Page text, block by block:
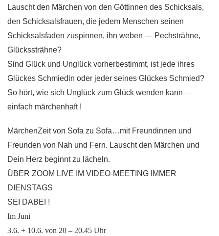
Lauscht den Märchen von den Göttinnen des Schicksals,
den Schicksalsfrauen, die jedem Menschen seinen
Schicksalsfaden zuspinnen, ihn weben — Pechsträhne,
Glückssträhne?
Sind Glück und Unglück vorherbestimmt, ist jede ihres
Glückes Schmiedin oder jeder seines Glückes Schmied?
So hört, wie sich Unglück zum Glück wenden kann—
einfach märchenhaft !
MärchenZeit von Sofa zu Sofa…mit Freundinnen und
Freunden von Nah und Fern. Lauscht den Märchen und
Dein Herz beginnt zu lächeln.
ÜBER ZOOM LIVE IM VIDEO-MEETING IMMER
DIENSTAGS
SEI DABEI !
Im Juni
3.6. + 10.6. von 20 – 20.45 Uhr